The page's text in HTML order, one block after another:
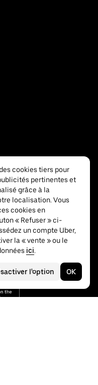
cookies tiers pour
pertinentes et
grâce à la
localisation. Vous
cookies en
« Refuser » ci-
un compte Uber,
la « vente » ou le
ici.
l'option OK